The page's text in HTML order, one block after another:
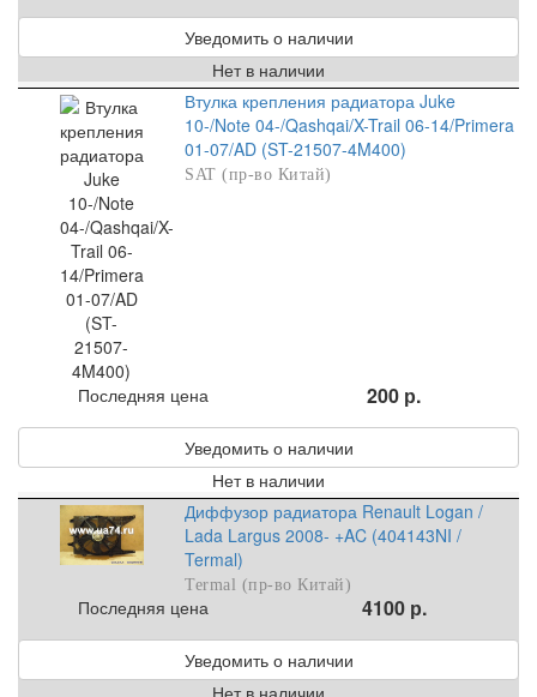
Уведомить о наличии
Нет в наличии
Втулка крепления радиатора Juke
10-/Note 04-/Qashqai/X-Trail 06-14/Primera
01-07/AD (ST-21507-4M400)
SAT (пр-во Китай)
Последняя цена 200 р.
Уведомить о наличии
Нет в наличии
Диффузор радиатора Renault Logan /
Lada Largus 2008- +AC (404143NI /
Termal)
Termal (пр-во Китай)
Последняя цена 4100 р.
Уведомить о наличии
Нет в наличии